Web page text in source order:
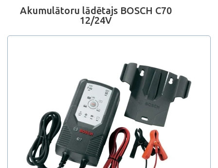
Akumulātoru lādētajs BOSCH C70
12/24V